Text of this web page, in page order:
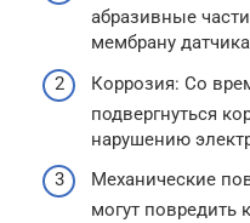
абразивные
мембрану
Коррозия: Со
подвергнуться
нарушению
Механические
могут повредить